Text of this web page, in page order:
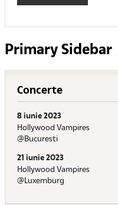
Primary Sidebar
Concerte
8 iunie 2023
Hollywood Vampires
@Bucuresti
21 iunie 2023
Hollywood Vampires
@Luxemburg